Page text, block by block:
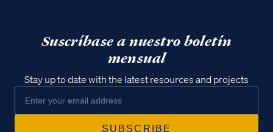
Suscríbase a nuestro boletín
mensual
Stay up to date with the latest resources and projects